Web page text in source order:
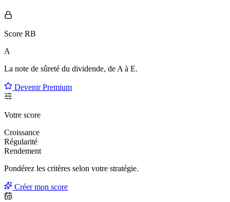
Score RB
A
La note de sûreté du dividende, de A à E.
Devenir Premium
Votre score
Croissance
Régularité
Rendement
Pondérez les critères selon votre stratégie.
Créer mon score